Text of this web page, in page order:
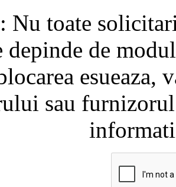
Nu toate
depinde de
sau